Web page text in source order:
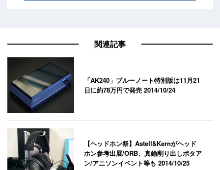
関連記事
「AK240」ブルーノート特別版は11月21
日に約78万円で発売2014/10/24
【ヘッドホン祭】Astell&Kernがヘッド
ホン参考出展/ORB、真鍮削り出しポタア
ン/アニソンイベント等も2014/10/25